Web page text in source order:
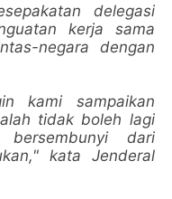
delegasi
kerja sama
negara dengan
kami sampaikan
tidak boleh lagi
dari
kata Jenderal